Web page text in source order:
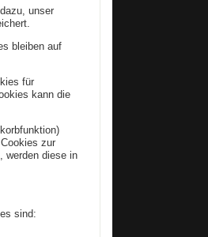
unser
bleiben auf
für
kann die
zur
werden diese in
sind: